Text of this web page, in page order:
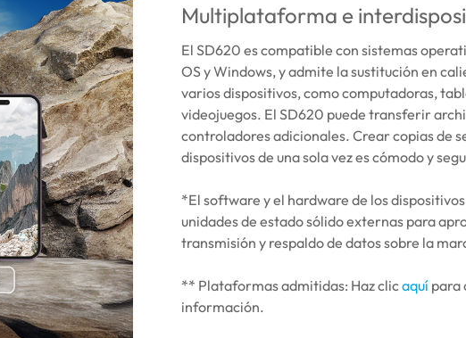
Multiplataforma e
El SD620 es compatible con sistemas
OS y Windows, y admite la sustitución en
varios dispositivos, como computadoras,
videojuegos. El SD620 puede transferir
controladores adicionales. Crear copias de
dispositivos de una sola vez es cómodo y
*El software y el hardware de los
unidades de estado sólido externas para
transmisión y respaldo de datos sobre la
** Plataformas admitidas: Haz clicaquípara
información.